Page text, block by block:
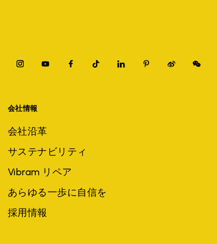
会社情報
会社沿革
サステナビリティ
Vibram リペア
あらゆる一歩に自信を
採用情報